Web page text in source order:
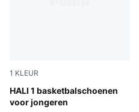
1 KLEUR
HALI 1 basketbalschoenen
voor jongeren
Poppy Pink-Rose Dust